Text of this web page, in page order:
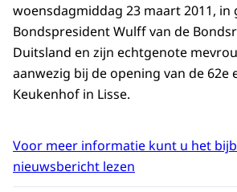
woensdagmiddag 23 maart 2011, in
Bondspresident Wulff van de
Duitsland en zijn echtgenote
aanwezig bij de opening van de 62e
Keukenhof in Lisse.
Voor meer informatie kunt u het
nieuwsbericht lezen